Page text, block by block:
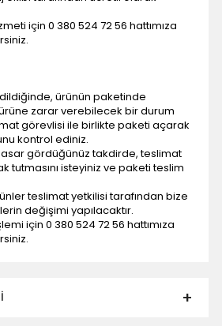
için 0 380 524 72 56 hattımıza
ürünün paketinde
zarar verebilecek bir durum
görevlisi ile birlikte paketi açarak
kontrol ediniz.
gördüğünüz takdirde, teslimat
tutmasını isteyiniz ve paketi teslim
teslimat yetkilisi tarafından bize
değişimi yapılacaktır.
için 0 380 524 72 56 hattımıza